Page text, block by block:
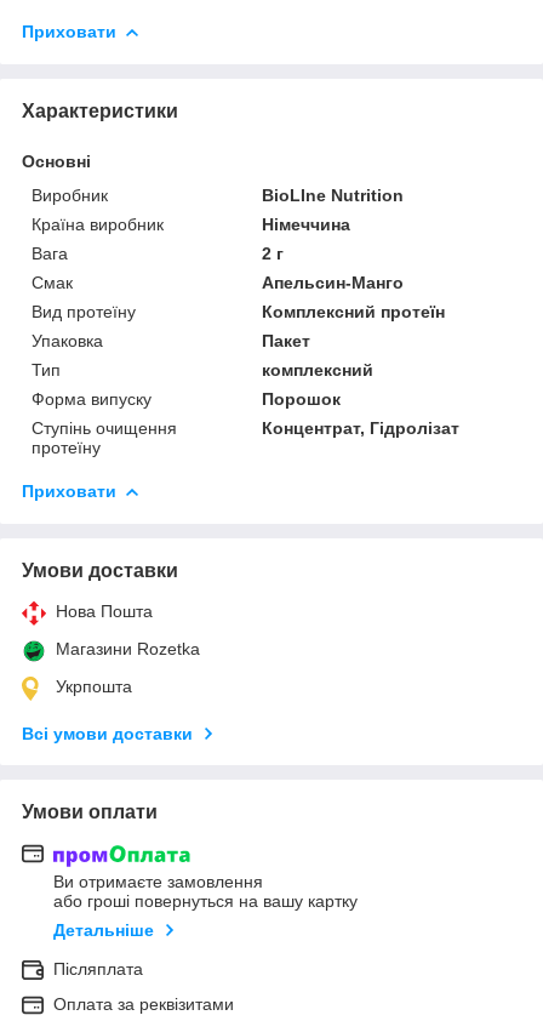
Приховати
Характеристики
Основні
Виробник
BioLIne Nutrition
Країна виробник
Німеччина
Вага
2 г
Смак
Апельсин-Манго
Вид протеїну
Комплексний протеїн
Упаковка
Пакет
Тип
комплексний
Форма випуску
Порошок
Ступінь очищення
протеїну
Концентрат, Гідролізат
Приховати
Умови доставки
Нова Пошта
Магазини Rozetka
Укрпошта
Всі умови доставки
Умови оплати
Ви отримаєте замовлення
або гроші повернуться на вашу картку
Детальніше
Післяплата
Оплата за реквізитами